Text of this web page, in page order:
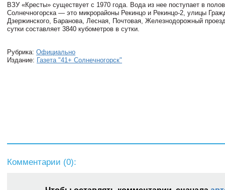
ВЗУ «Кресты» существует с 1970 года. Вода из нее поступает в
Солнечногорска — это микрорайоны Рекинцо и Рекинцо-2, улицы
Дзержинского, Баранова, Лесная, Почтовая, Железнодорожный
сутки составляет 3840 кубометров в сутки.
Рубрика: Официально
Издание: Газета "41+ Солнечногорск"
Комментарии (0):